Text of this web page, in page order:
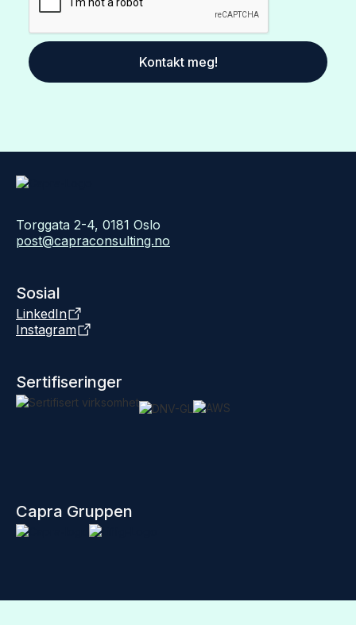
Torggata 2-4, 0181 Oslo
post@capraconsulting.no
Sosial
LinkedIn
Instagram
Sertifiseringer
Capra Gruppen